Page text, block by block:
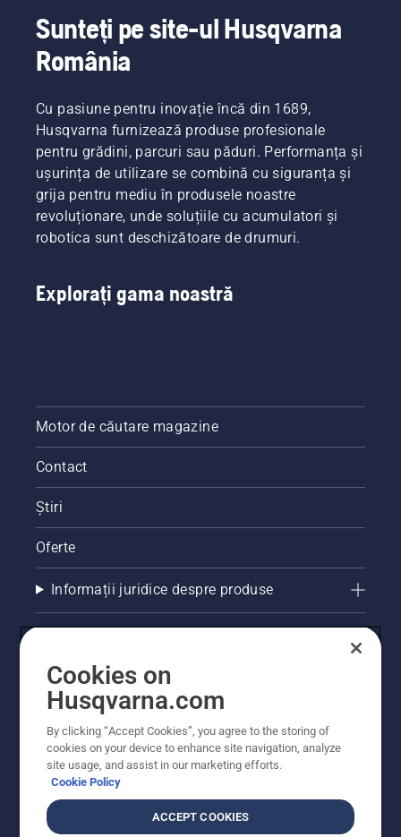
Sunteți pe site-ul Husqvarna
România
Cu pasiune pentru inovație încă din 1689,
Husqvarna furnizează produse profesionale
pentru grădini, parcuri sau păduri. Performanța și
ușurința de utilizare se combină cu siguranța și
grija pentru mediu în produsele noastre
revoluționare, unde soluțiile cu acumulatori și
robotica sunt deschizătoare de drumuri.
Explorați gama noastră
Motor de căutare magazine
Contact
Știri
Oferte
Informații juridice despre produse
© Husqvarna AB (publ). Toate drepturile rezervate.
Cookies on
Husqvarna.com
By clicking “Accept Cookies”, you agree to the storing of
cookies on your device to enhance site navigation, analyze
site usage, and assist in our marketing efforts.
Cookie Policy
ACCEPT COOKIES